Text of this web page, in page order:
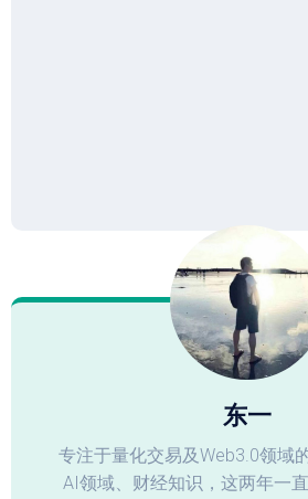
东一
专注于量化交易及Web3.0领域
AI领域、财经知识，这两年一